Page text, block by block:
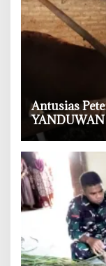
‎Antusias
Ternak